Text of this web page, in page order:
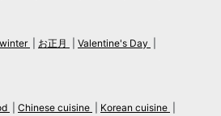
winter お正月
Valentine's Day
Chinese cuisine
Korean cuisine